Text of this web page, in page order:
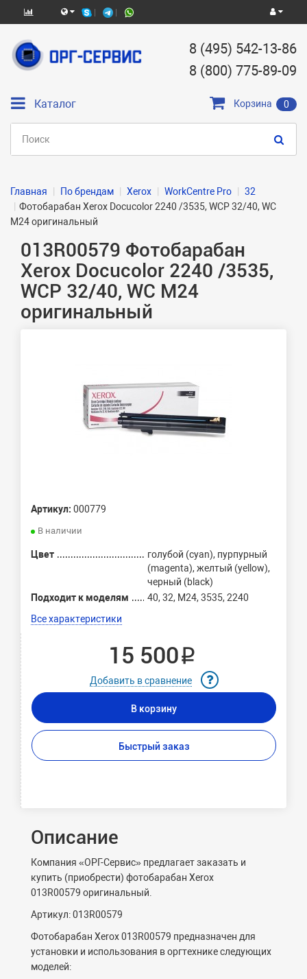
8 (495) 542-13-86
8 (800) 775-89-09
Каталог Корзина 0
Главная По брендам Xerox WorkCentre Pro
32
Фотобарабан Xerox Docucolor 2240 /3535, WCP 32/40, WC
M24 оригинальный
013R00579 Фотобарабан
Xerox Docucolor 2240 /3535,
WCP 32/40, WC M24
оригинальный
Артикул: 000779
В наличии
Цвет
голубой (cyan), пурпурный
(magenta), желтый (yellow),
черный (black)
Подходит к моделям
40, 32, M24, 3535, 2240
Все характеристики
15 500 ₽
Добавить в сравнение
В корзину
Быстрый заказ
Описание
Компания «ОРГ-Сервис» предлагает заказать и
купить (приобрести) фотобарабан Xerox
013R00579 оригинальный.
Артикул: 013R00579
Фотобарабан Xerox 013R00579 предназначен для
установки и использования в оргтехнике следующих
моделей: